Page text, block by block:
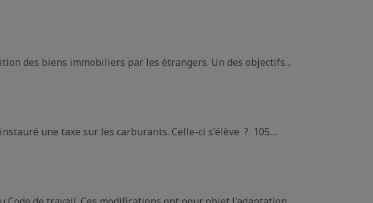
des biens immobiliers par les étrangers. Un des objectifs…
une taxe sur les carburants. Celle-ci s'élève ? 105…